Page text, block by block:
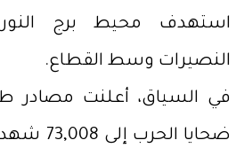
استهدف محيط برج
النصيرات وسط القطاع.
في السياق، أعلنت مصادر